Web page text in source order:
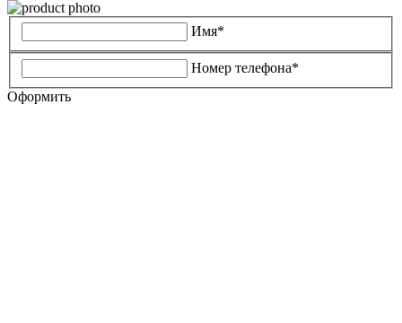
Имя*
Номер телефона*
Оформить